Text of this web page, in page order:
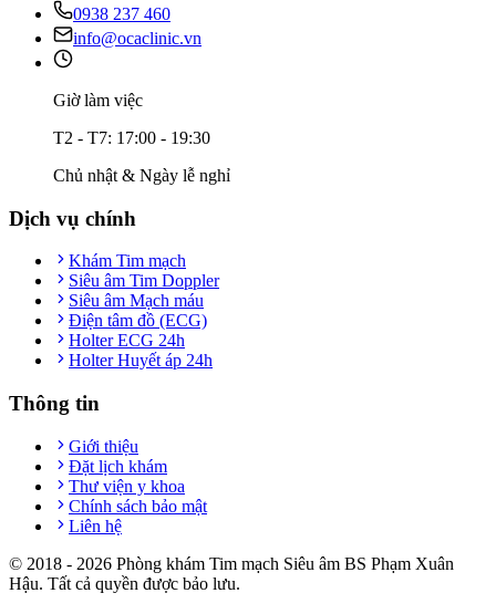
0938 237 460
info@ocaclinic.vn
Giờ làm việc
T2 - T7: 17:00 - 19:30
Chủ nhật & Ngày lễ nghỉ
Dịch vụ chính
Khám Tim mạch
Siêu âm Tim Doppler
Siêu âm Mạch máu
Điện tâm đồ (ECG)
Holter ECG 24h
Holter Huyết áp 24h
Thông tin
Giới thiệu
Đặt lịch khám
Thư viện y khoa
Chính sách bảo mật
Liên hệ
© 2018 - 2026 Phòng khám Tim mạch Siêu âm BS Phạm Xuân
Hậu. Tất cả quyền được bảo lưu.